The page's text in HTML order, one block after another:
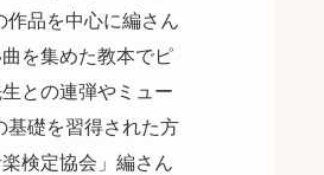
品を中心に編さん
を集めた教本でピ
との連弾やミュー
基礎を習得された方
検定協会」編さん